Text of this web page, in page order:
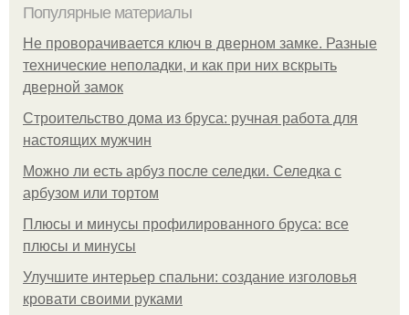
Популярные материалы
Не проворачивается ключ в дверном замке. Разные
технические неполадки, и как при них вскрыть
дверной замок
Строительство дома из бруса: ручная работа для
настоящих мужчин
Можно ли есть арбуз после селедки. Селедка с
арбузом или тортом
Плюсы и минусы профилированного бруса: все
плюсы и минусы
Улучшите интерьер спальни: создание изголовья
кровати своими руками